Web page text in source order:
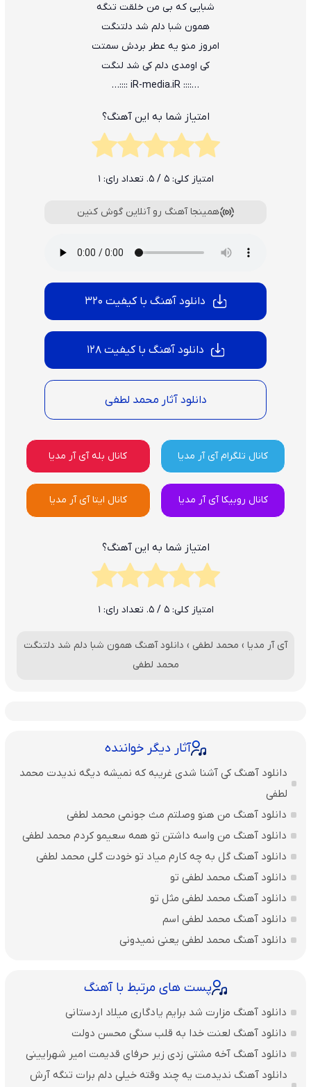
شبایی که بی من خلقت تنگه
همون شبا دلم شد دلتنگت
امروز منو یه عطر بردش سمتت
کی اومدی دلم کی شد لنگت
…:::: iR-media.iR ::::…
امتیاز شما به این آهنگ؟
امتیاز کلی:5 / 5. تعداد رای: 1
همینجا آهنگ رو آنلاین گوش کنین
دانلود آهنگ با کیفیت 320
دانلود آهنگ با کیفیت 128
دانلود آثار محمد لطفی
کانال تلگرام آی آر مدیا کانال بله آی آر مدیا
کانال روبیکا آی آر مدیا کانال ایتا آی آر مدیا
امتیاز شما به این آهنگ؟
امتیاز کلی:5 / 5. تعداد رای: 1
آی آر مدیا › محمد لطفی › دانلود آهنگ همون شبا دلم شد دلتنگت
محمد لطفی
آثار دیگر خواننده
دانلود آهنگ کی آشنا شدی غریبه که نمیشه دیگه ندیدت محمد
لطفی
دانلود آهنگ من هنو وصلتم مث جونمی محمد لطفی
دانلود آهنگ من واسه داشتن تو همه سعیمو کردم محمد لطفی
دانلود آهنگ گل به چه کارم میاد تو خودت گلی محمد لطفی
دانلود آهنگ محمد لطفی تو
دانلود آهنگ محمد لطفی مثل تو
دانلود آهنگ محمد لطفی اسم
دانلود آهنگ محمد لطفی یعنی نمیدونی
پست های مرتبط با آهنگ
دانلود آهنگ مزارت شد برایم یادگاری میلاد اردستانی
دانلود آهنگ لعنت خدا به قلب سنگی محسن دولت
دانلود آهنگ آخه مشتی زدی زیر حرفای قدیمت امیر شهرایینی
دانلود آهنگ ندیدمت یه چند وقته خیلی دلم برات تنگه آرش